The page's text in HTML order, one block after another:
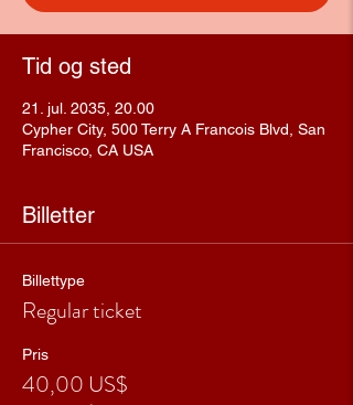
Tid og sted
21. jul. 2035, 20.00
Cypher City, 500 Terry A Francois Blvd, San
Francisco, CA USA
Billetter
Billettype
Regular ticket
Pris
40,00 US$